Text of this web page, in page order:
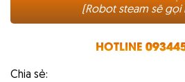
(Robot steam sẽ gọi
HOTLINE
Chia sẻ: